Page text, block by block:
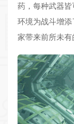
药，每种武器
环境为战斗增
家带来前所未有